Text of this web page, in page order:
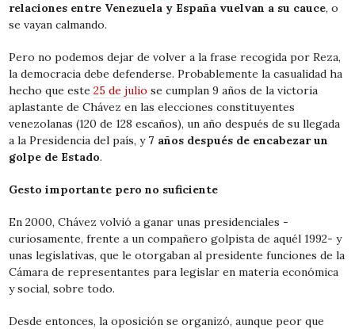
relaciones entre Venezuela y España vuelvan a su cauce, o
se vayan calmando.
Pero no podemos dejar de volver a la frase recogida por Reza,
la democracia debe defenderse. Probablemente la casualidad ha
hecho que este25 de julio se cumplan 9 años de la victoria
aplastante de Chávez en las elecciones constituyentes
venezolanas (120 de 128 escaños), un año después de su llegada
a la Presidencia del país, y 7 años después de encabezar un
golpe de Estado.
Gesto importante pero no suficiente
En 2000, Chávez volvió a ganar unas presidenciales -
curiosamente, frente a un compañero golpista de aquél 1992- y
unas legislativas, que le otorgaban al presidente funciones de la
Cámara de representantes para legislar en materia económica
y social, sobre todo.
Desde entonces, la oposición se organizó, aunque peor que